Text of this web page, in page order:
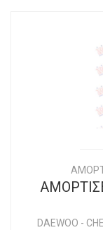
DAEWOO -